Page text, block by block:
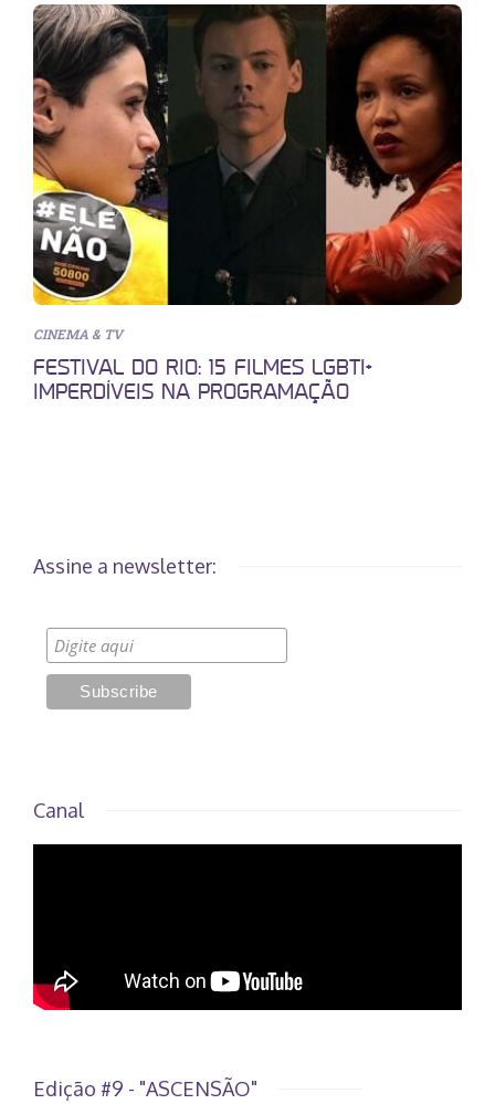
CINEMA & TV
FESTIVAL DO RIO: 15 FILMES LGBTI+
IMPERDÍVEIS NA PROGRAMAÇÃO
Assine a newsletter:
Canal
Edição #9 - "ASCENSÃO"